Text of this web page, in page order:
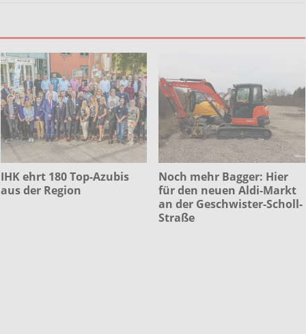
IHK ehrt 180 Top-Azubis
aus der Region
Noch mehr Bagger: Hier
für den neuen Aldi-Markt
an der Geschwister-Scholl-
Straße